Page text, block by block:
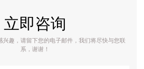
立即咨询
兴趣，请留下您的电子邮件，我们将尽快与您联
系，谢谢！